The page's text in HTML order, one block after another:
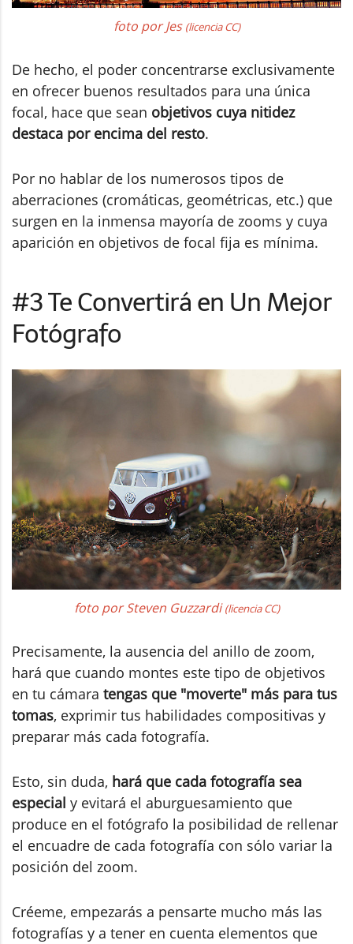
foto por Jes (licencia CC)
De hecho, el poder concentrarse exclusivamente
en ofrecer buenos resultados para una única
focal, hace que sean objetivos cuya nitidez
destaca por encima del resto.
Por no hablar de los numerosos tipos de
aberraciones (cromáticas, geométricas, etc.) que
surgen en la inmensa mayoría de zooms y cuya
aparición en objetivos de focal fija es mínima.
#3 Te Convertirá en Un Mejor
Fotógrafo
foto por Steven Guzzardi(licencia CC)
Precisamente, la ausencia del anillo de zoom,
hará que cuando montes este tipo de objetivos
en tu cámara tengas que "moverte" más para tus
tomas, exprimir tus habilidades compositivas y
preparar más cada fotografía.
Esto, sin duda, hará que cada fotografía sea
especial y evitará el aburguesamiento que
produce en el fotógrafo la posibilidad de rellenar
el encuadre de cada fotografía con sólo variar la
posición del zoom.
Créeme, empezarás a pensarte mucho más las
fotografías y a tener en cuenta elementos que